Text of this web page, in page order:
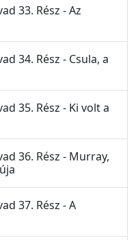
33. Rész - Az
34. Rész - Csula, a
35. Rész - Ki volt a
36. Rész - Murray,
37. Rész - A